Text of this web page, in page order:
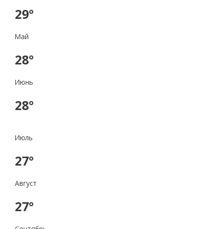
29°
Май
28°
Июнь
28°
Июль
27°
Август
27°